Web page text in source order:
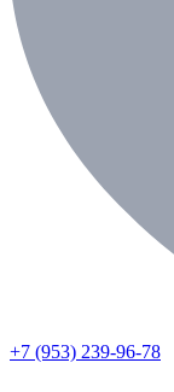
+7 (953) 239-96-78